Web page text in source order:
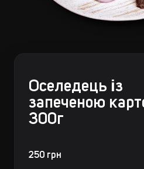
Оселедець із
запеченою
300г
250 грн